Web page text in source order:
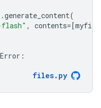
.generate_content(
flash" , contents=[myfile
:
files. py